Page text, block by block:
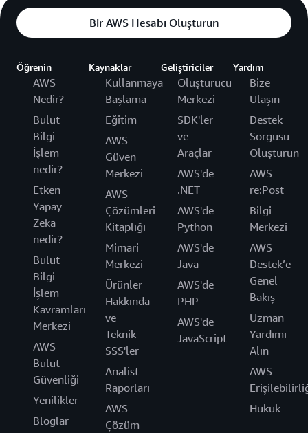
Bir AWS Hesabı Oluşturun
Öğrenin
AWS
Nedir?
Bulut
Bilgi
İşlem
nedir?
Etken
Yapay
Zeka
nedir?
Bulut
Bilgi
İşlem
Kavramları
Merkezi
AWS
Bulut
Güvenliği
Yenilikler
Bloglar
Kaynaklar
Kullanmaya
Başlama
Eğitim
AWS
Güven
Merkezi
AWS
Çözümleri
Kitaplığı
Mimari
Merkezi
Ürünler
Hakkında
ve
Teknik
SSS'ler
Analist
Raporları
AWS
Çözüm
Geliştiriciler
Oluşturucu
Merkezi
SDK'ler
ve
Araçlar
AWS'de
.NET
AWS'de
Python
AWS'de
Java
AWS'de
PHP
AWS'de
JavaScript
Yardım
Bize
Ulaşın
Destek
Sorgusu
Oluşturun
AWS
re:Post
Bilgi
Merkezi
AWS
Destek’e
Genel
Bakış
Uzman
Yardımı
Alın
AWS
Hukuk